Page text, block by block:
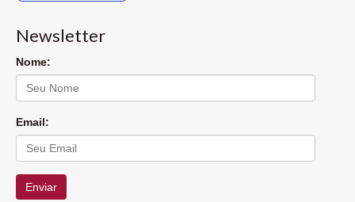
Newsletter
Nome:
Email:
Enviar